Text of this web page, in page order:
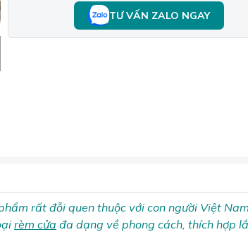
TƯ VẤN ZALO NGAY
rất đỗi quen thuộc với con người Việt
rèm cửa đa dạng về phong cách, thích hợp